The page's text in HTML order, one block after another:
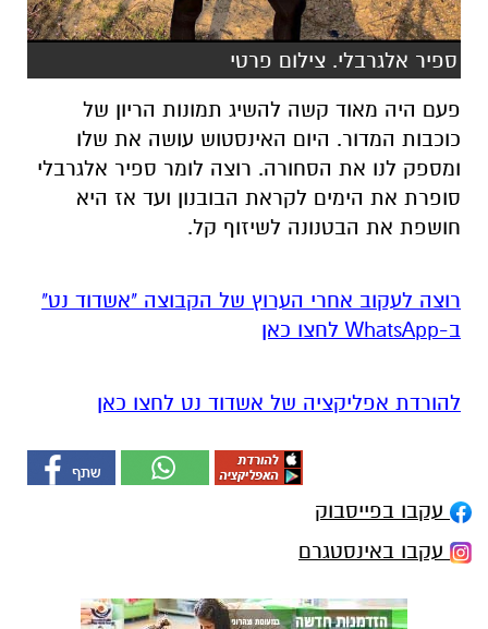
ספיר אלגרבלי. צילום פרטי
פעם היה מאוד קשה להשיג תמונות הריון של
כוכבות המדור. היום האינסטוש עושה את שלו
ומספק לנו את הסחורה. רוצה לומר ספיר אלגרבלי
סופרת את הימים לקראת הבובנון ועד אז היא
חושפת את הבטנונה לשיזוף קל.
רוצה לעקוב אחרי הערוץ של הקבוצה "אשדוד נט"
ב-WhatsApp לחצו כאן
להורדת אפליקציה של אשדוד נט לחצו כאן
עקבו בפייסבוק
עקבו באינסטגרם